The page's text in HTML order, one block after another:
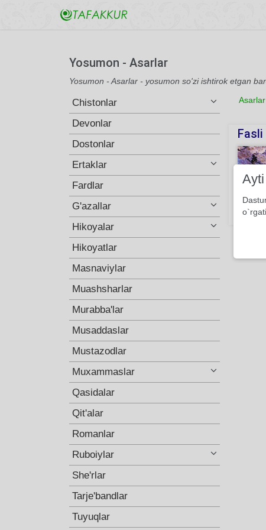
Yosumon - Asarlar
Yosumon - Asarlar - yosumon so'zi ishtirok etgan
Chistonlar
Devonlar
Dostonlar
Ertaklar
Fardlar
G'azallar
Hikoyalar
Hikoyatlar
Masnaviylar
Muashsharlar
Murabba'lar
Musaddaslar
Mustazodlar
Muxammaslar
Qasidalar
Qit'alar
Romanlar
Ruboiylar
She'rlar
Tarje'bandlar
Tuyuqlar
Asarlar
Fasli
6861